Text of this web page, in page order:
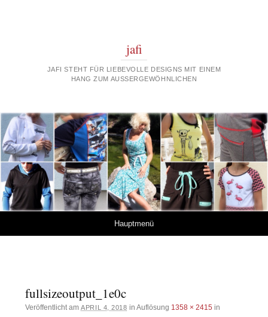
jafi
JAFI STEHT FÜR LIEBEVOLLE DESIGNS MIT EINEM
HANG ZUM AUSSERGEWÖHNLICHEN
Hauptmenü
fullsizeoutput_1e0c
Veröffentlicht amAPRIL 4, 2018 in Auflösung 1358 × 2415 in